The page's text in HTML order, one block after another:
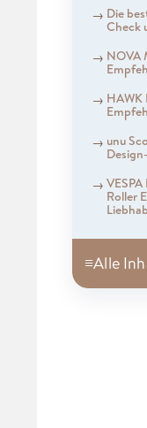
Die
Check
NOVA
unu
Roller
≡Alle